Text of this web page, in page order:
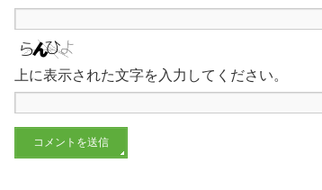
上に表示された文字を入力してください。